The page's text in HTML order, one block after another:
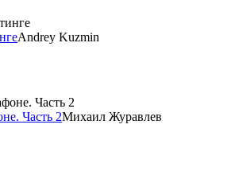
Andrey Kuzmin
Часть 2Михаил Журавлев